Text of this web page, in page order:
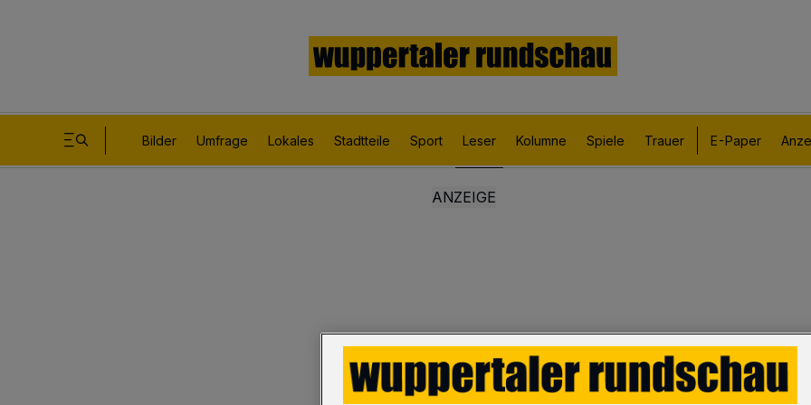
Bilder Umfrage Lokales Stadtteile Sport Leser Kolumne Spiele Trauer E-Paper